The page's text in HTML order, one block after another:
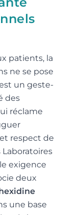
patients, la
ne se pose
un geste-
des
réclame
et respect de
Laboratoires
exigence
deux
une base